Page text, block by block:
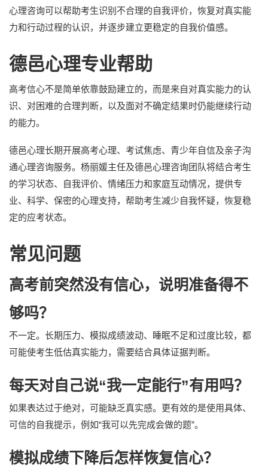
心理咨询可以帮助考生识别不合理的自我评价，恢复对真实能
力和行动过程的认识，并逐步建立更稳定的自我价值感。
德邑心理专业帮助
高考信心不是简单依靠鼓励建立的，而是来自对真实能力的认
识、对困难的合理判断，以及面对不确定结果时仍能继续行动
的能力。
德邑心理长期开展高考心理、考试焦虑、青少年自信及亲子沟
通心理咨询服务。杨丽媛主任及德邑心理咨询团队将结合考生
的学习状态、自我评价、情绪压力和家庭互动情况，提供专
业、科学、保密的心理支持，帮助考生减少自我怀疑，恢复稳
定的应考状态。
常见问题
高考前突然没有信心，说明准备得不
够吗？
不一定。长期压力、模拟成绩波动、睡眠不足和过度比较，都
可能使考生低估真实能力，需要结合具体证据判断。
每天对自己说“我一定能行”有用吗？
如果表达过于绝对，可能缺乏真实感。更有效的是使用具体、
可信的自我提示，例如“我可以先完成会做的题”。
模拟成绩下降后怎样恢复信心？